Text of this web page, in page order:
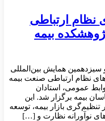
ارتباطی
بیمه
همایش بین‌المللی
نظام ارتباطی صنعت بیمه
عمومی، استادان
بیمه برگزار شد. این
بازار بیمه، توسعه
نوآورانه نظارت و […]